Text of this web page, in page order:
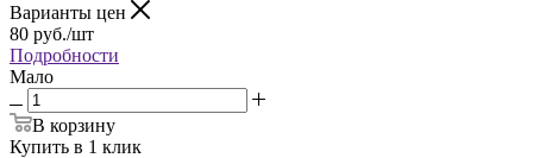
Варианты цен
80 руб./шт
Подробности
Мало
В корзину
Купить в 1 клик